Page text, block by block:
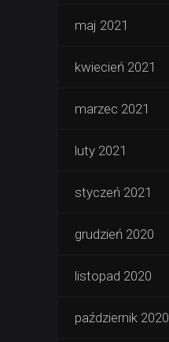
maj 2021
kwiecień 2021
marzec 2021
luty 2021
styczeń 2021
grudzień 2020
listopad 2020
październik 2020